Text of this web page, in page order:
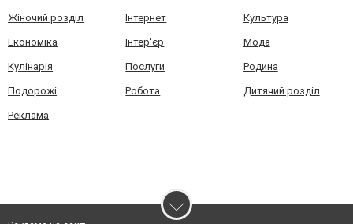
Жіночий розділ Інтернет Культура
Економіка Інтер'єр Мода
Кулінарія Послуги Родина
Подорожі Робота Дитячий розділ
Реклама